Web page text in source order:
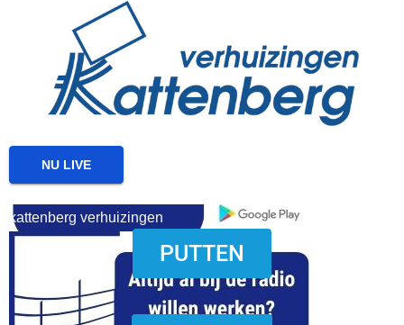
reanimatie ermelo
download onzze App
kattenberg verhuizingen
NU LIVE
PUTTEN